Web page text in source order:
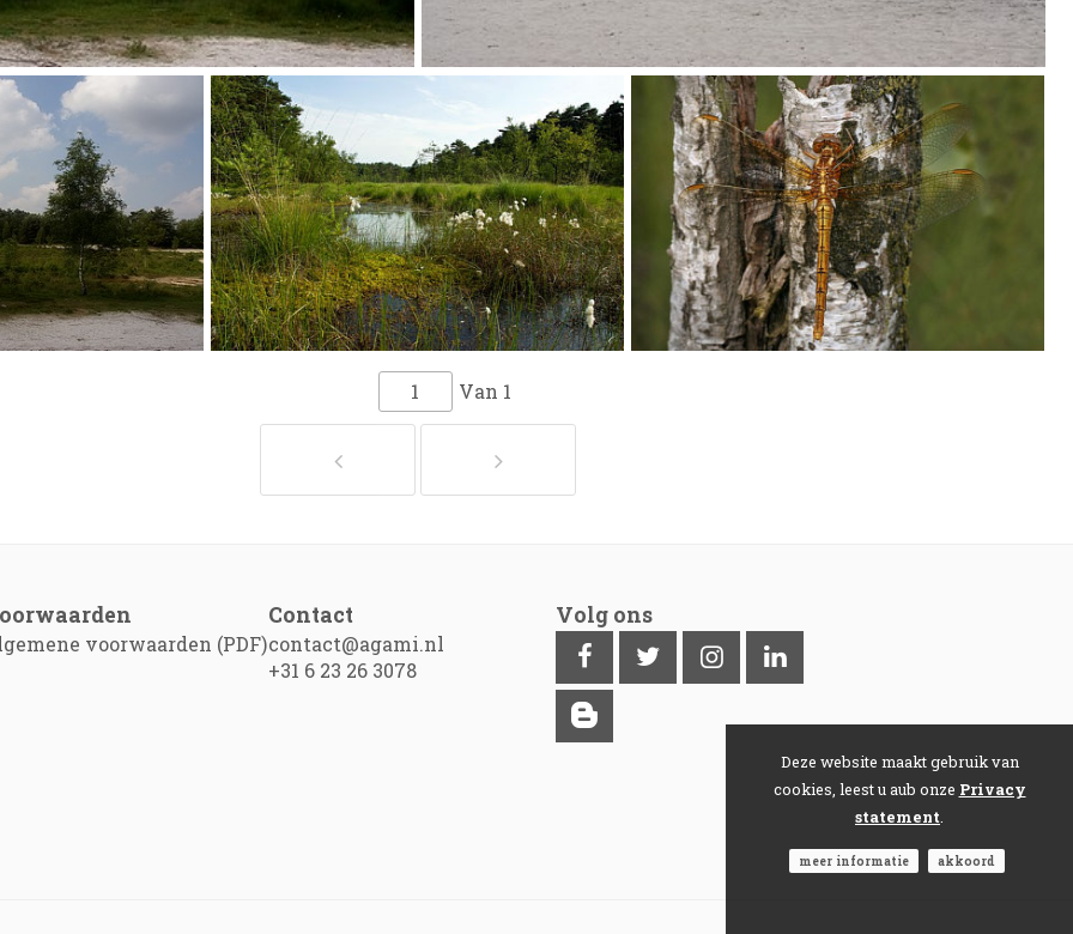
Van 1
voorwaarden (PDF)
Contact
contact@agami.nl
+31 6 23 26 3078
Volg ons
Deze website maakt gebruik van
cookies, leest u aub onze Privacy
statement
meer informatie akkoord